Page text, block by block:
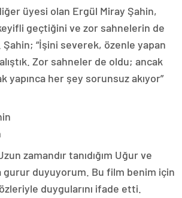
üyesi olan Ergül Miray Şahin,
geçtiğini ve zor sahnelerin de
“İşini severek, özenle yapan
Zor sahneler de oldu; ancak
yapınca her şey sorunsuz akıyor”
zamandır tanıdığım Uğur ve
gurur duyuyorum. Bu film benim için
duygularını ifade etti.